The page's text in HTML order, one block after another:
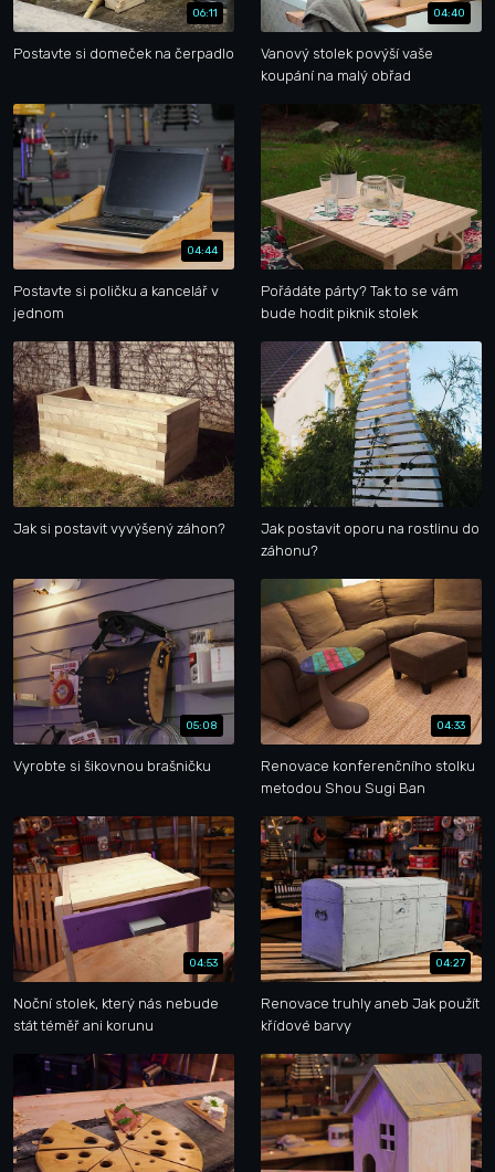
06:11
Postavte si domeček na čerpadlo
04:40
Vanový stolek povýší vaše
koupání na malý obřad
04:44
Postavte si poličku a kancelář v
jednom
Pořádáte párty? Tak to se vám
bude hodit piknik stolek
Jak si postavit vyvýšený záhon?
Jak postavit oporu na rostlinu do
záhonu?
05:08
Vyrobte si šikovnou brašničku
04:33
Renovace konferenčního stolku
metodou Shou Sugi Ban
04:53
Noční stolek, který nás nebude
stát téměř ani korunu
04:27
Renovace truhly aneb Jak použít
křídové barvy